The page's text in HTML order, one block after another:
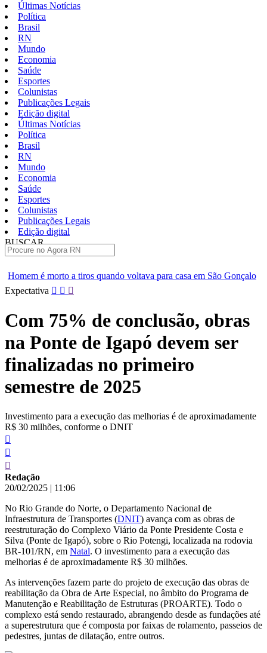
Últimas Notícias
Política
Brasil
RN
Mundo
Economia
Saúde
Esportes
Colunistas
Publicações Legais
Edição digital
Últimas Notícias
Política
Brasil
RN
Mundo
Economia
Saúde
Esportes
Colunistas
Publicações Legais
Edição digital
BUSCAR
quando voltava para casa em São Gonçalo
Operação prende
Pular
para
conteúdo
Expectativa
Com 75% de conclusão, obras
na Ponte de Igapó devem ser
finalizadas no primeiro
semestre de 2025
Investimento para a execução das melhorias é de aproximadamente
R$ 30 milhões, conforme o DNIT
Redação
20/02/2025 | 11:06
No Rio Grande do Norte, o Departamento Nacional de
Infraestrutura de Transportes (DNIT) avança com as obras de
reestruturação do Complexo Viário da Ponte Presidente Costa e
Silva (Ponte de Igapó), sobre o Rio Potengi, localizada na rodovia
BR-101/RN, em Natal. O investimento para a execução das
melhorias é de aproximadamente R$ 30 milhões.
As intervenções fazem parte do projeto de execução das obras de
reabilitação da Obra de Arte Especial, no âmbito do Programa de
Manutenção e Reabilitação de Estruturas (PROARTE). Todo o
complexo está sendo restaurado, abrangendo desde as fundações até
a superestrutura que é composta por faixas de rolamento, passeios de
pedestres, juntas de dilatação, entre outros.